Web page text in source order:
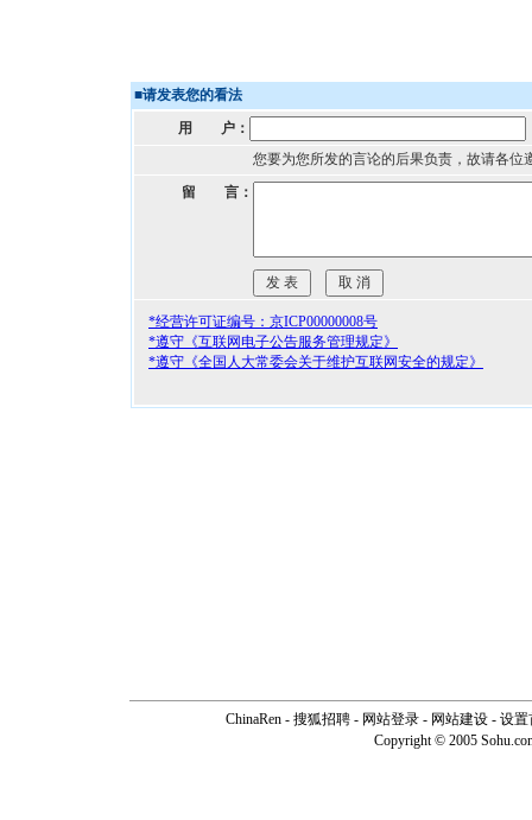
■请发表您的看法
用 户：
您要为您所发的言论的后果负责，故请各位
留 言：
*经营许可证编号：京ICP00000008号
*遵守《互联网电子公告服务管理规定》
*遵守《全国人大常委会关于维护互联网安全的规定》
ChinaRen - 搜狐招聘 - 网站登录 - 网站建设 - 设置
Copyright © 2005